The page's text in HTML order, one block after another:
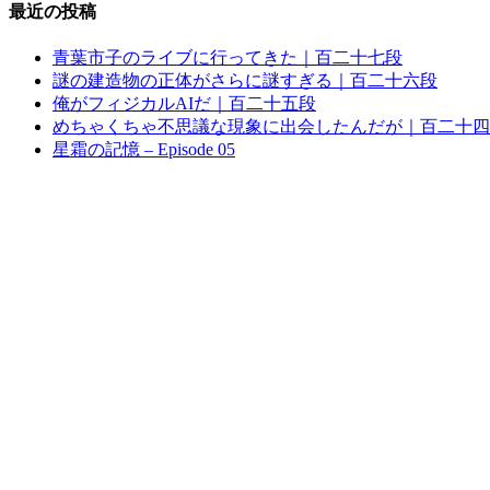
最近の投稿
青葉市子のライブに行ってきた｜百二十七段
謎の建造物の正体がさらに謎すぎる｜百二十六段
俺がフィジカルAIだ｜百二十五段
めちゃくちゃ不思議な現象に出会したんだが｜百二十
星霜の記憶 – Episode 05